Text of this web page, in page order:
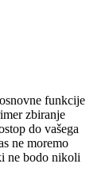
funkcije
zbiranje
do vašega
ne moremo
ne bodo nikoli